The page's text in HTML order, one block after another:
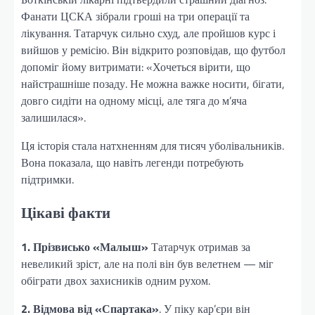
Фанати ЦСКА зібрали гроші на три операції та
лікування. Татарчук сильно схуд, але пройшов курс і
вийшов у ремісію. Він відкрито розповідав, що футбол
допоміг йому витримати: «Хочеться вірити, що
найстрашніше позаду. Не можна важке носити, бігати,
довго сидіти на одному місці, але тяга до м’яча
залишилася».
Ця історія стала натхненням для тисяч уболівальників.
Вона показала, що навіть легенди потребують
підтримки.
Цікаві факти
1. Прізвисько «Малыш» Татарчук отримав за
невеликий зріст, але на полі він був велетнем — міг
обіграти двох захисників одним рухом.
2. Відмова від «Спартака». У піку кар’єри він